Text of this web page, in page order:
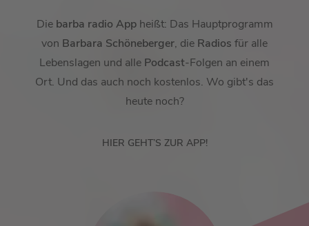
Diebarba radio Appheißt: Das Hauptprogramm
von Barbara Schöneberger, die Radios für alle
Lebenslagen und alle Podcast-Folgen an einem
Ort. Und das auch noch kostenlos. Wo gibt's das
heute noch?
HIER GEHT’S ZUR APP!